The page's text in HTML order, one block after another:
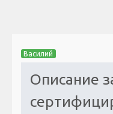
Василий
Описание